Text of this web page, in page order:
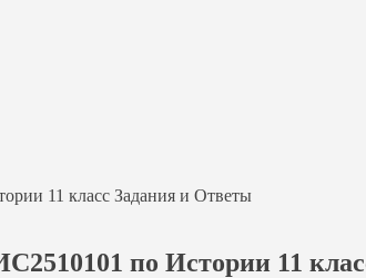
11 класс Задания и Ответы
по Истории 11